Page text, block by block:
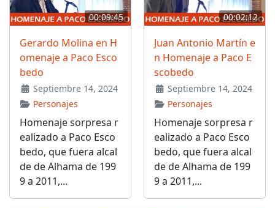
00:09:45
Gerardo Molina en H
omenaje a Paco Esco
bedo
Septiembre 14, 2024
Personajes
Homenaje sorpresa r
ealizado a Paco Esco
bedo, que fuera alcal
de de Alhama de 199
9 a 2011,...
00:02:12
Juan Antonio Martín e
n Homenaje a Paco E
scobedo
Septiembre 14, 2024
Personajes
Homenaje sorpresa r
ealizado a Paco Esco
bedo, que fuera alcal
de de Alhama de 199
9 a 2011,...